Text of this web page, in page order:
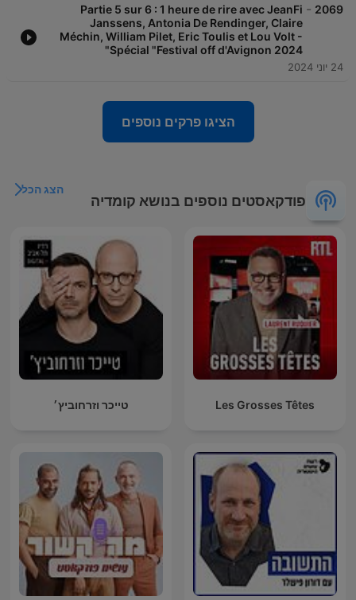
2069
-
Partie 5 sur 6 : 1 heure de rire avec JeanFi
Janssens, Antonia De Rendinger, Claire
Méchin, William Pilet, Eric Toulis et Lou Volt -
Spécial "Festival off d'Avignon 2024"
24 יוני 2024
הציגו פרקים נוספים
פודקאסטים נוספים בנושא קומדיה
הצג הכל
Les Grosses Têtes טייכר וזרחוביץ׳